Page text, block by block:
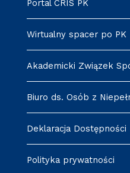
Portal CRIS PK
Wirtualny spacer po PK
Akademicki Związek
Biuro ds. Osób z
Deklaracja Dostępności
Polityka prywatności